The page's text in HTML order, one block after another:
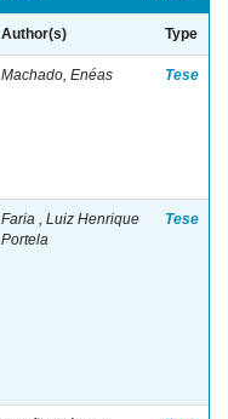
Author(s) Type
Machado, Enéas Tese
Faria , Luiz Henrique
Portela
Tese